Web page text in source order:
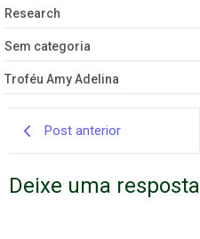
Research
Sem categoria
Troféu Amy Adelina
Post anterior
Deixe uma resposta